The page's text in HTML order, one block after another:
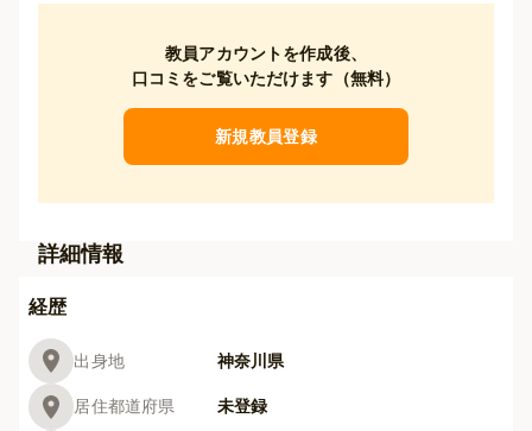
教員アカウントを作成後、
口コミをご覧いただけます（無料）
新規教員登録
詳細情報
経歴
出身地 神奈川県
居住都道府県 未登録